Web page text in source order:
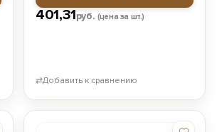
401,31руб. (цена за шт.)
⇄Добавить к сравнению